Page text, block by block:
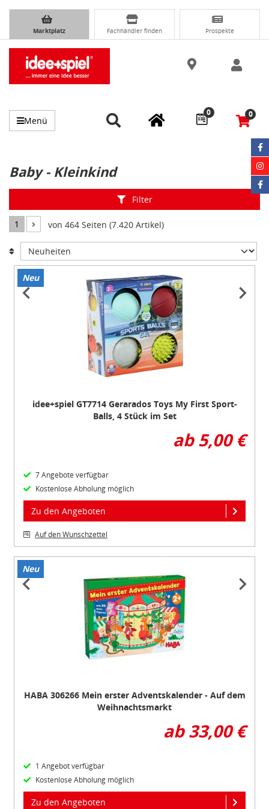
Marktplatz Fachhändler finden Prospekte
Menü
0 0
Baby - Kleinkind
Filter
1 von 464 Seiten (7.420 Artikel)
Neu
Item
idee+spiel GT7714 Gerarados Toys My First Sport-
Balls, 4 Stück im Set
ab 5,00 €
7 Angebote verfügbar
Kostenlose Abholung möglich
Zu den Angeboten
Auf den Wunschzettel
Neu
Item
HABA 306266 Mein erster Adventskalender - Auf dem
Weihnachtsmarkt
ab 33,00 €
1 Angebot verfügbar
Kostenlose Abholung möglich
Zu den Angeboten